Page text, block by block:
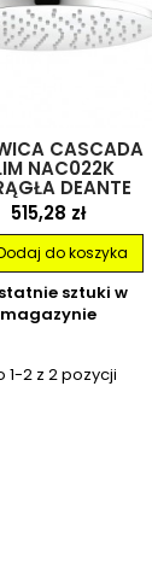
CASCADA
NAC022K
DEANTE
Cena
515,28 zł
do koszyka
sztuki w
magazynie
1-2 z 2 pozycji